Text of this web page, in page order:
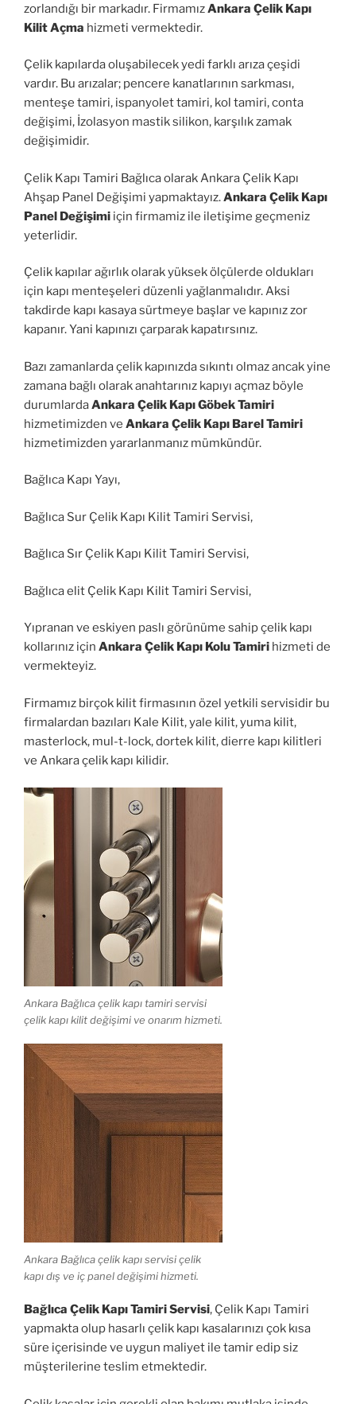
zorlandığı bir markadır. FirmamızAnkara Çelik Kapı
Kilit Açma hizmeti vermektedir.
Çelik kapılarda oluşabilecek yedi farklı arıza çeşidi
vardır. Bu arızalar; pencere kanatlarının sarkması,
menteşe tamiri, ispanyolet tamiri, kol tamiri, conta
değişimi, İzolasyon mastik silikon, karşılık zamak
değişimidir.
Çelik Kapı Tamiri Bağlıca olarak Ankara Çelik Kapı
Ahşap Panel Değişimi yapmaktayız.Ankara Çelik Kapı
Panel Değişimi için firmamiz ile iletişime geçmeniz
yeterlidir.
Çelik kapılar ağırlık olarak yüksek ölçülerde oldukları
için kapı menteşeleri düzenli yağlanmalıdır. Aksi
takdirde kapı kasaya sürtmeye başlar ve kapınız zor
kapanır. Yani kapınızı çarparak kapatırsınız.
Bazı zamanlarda çelik kapınızda sıkıntı olmaz ancak yine
zamana bağlı olarak anahtarınız kapıyı açmaz böyle
durumlardaAnkara Çelik Kapı Göbek Tamiri
hizmetimizden ve Ankara Çelik Kapı Barel Tamiri
hizmetimizden yararlanmanız mümkündür.
Bağlıca Kapı Yayı,
Bağlıca Sur Çelik Kapı Kilit Tamiri Servisi,
Bağlıca Sır Çelik Kapı Kilit Tamiri Servisi,
Bağlıca elit Çelik Kapı Kilit Tamiri Servisi,
Yıpranan ve eskiyen paslı görünüme sahip çelik kapı
kollarınız için Ankara Çelik Kapı Kolu Tamiri hizmeti de
vermekteyiz.
Firmamız birçok kilit firmasının özel yetkili servisidir bu
firmalardan bazıları Kale Kilit, yale kilit, yuma kilit,
masterlock, mul-t-lock, dortek kilit, dierre kapı kilitleri
ve Ankara çelik kapı kilidir.
Ankara Bağlıca çelik kapı tamiri servisi
çelik kapı kilit değişimi ve onarım hizmeti.
Ankara Bağlıca çelik kapı servisi çelik
kapı dış ve iç panel değişimi hizmeti.
Bağlıca Çelik Kapı Tamiri Servisi, Çelik Kapı Tamiri
yapmakta olup hasarlı çelik kapı kasalarınızı çok kısa
süre içerisinde ve uygun maliyet ile tamir edip siz
müşterilerine teslim etmektedir.